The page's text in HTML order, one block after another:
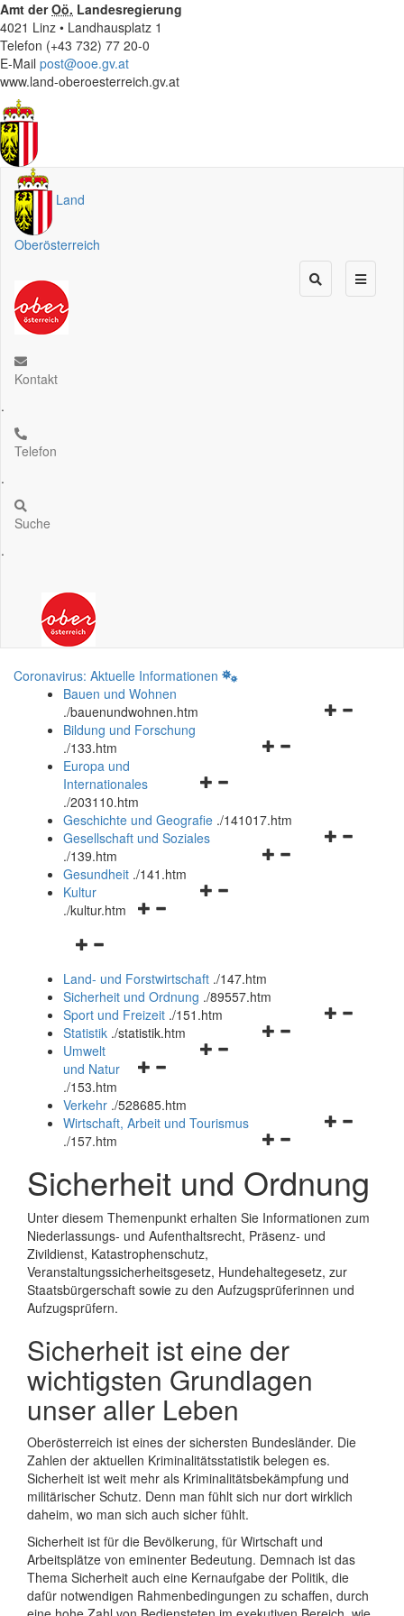
Amt derOö. Landesregierung
4021 Linz • Landhausplatz 1
Telefon (+43 732) 77 20-0
E-Mail post@ooe.gv.at
www.land-oberoesterreich.gv.at
Land
Oberösterreich
Kontakt
.
Telefon
.
Suche
.
Coronavirus: Aktuelle Informationen
Bauen und Wohnen
./bauenundwohnen.htm
Navigationsmenü
Bildung und Forschung
./133.htm
Navigationsmenü
und
schließen
Europa und
Internationales
./203110.htm
Geschichte und Geografie ./141017.htm
Navigationsmenü
Gesellschaft und Soziales
./139.htm
Navigationsmenü
Gesundheit ./141.htm
Navigationsmenü
Kultur
./kultur.htm
Navigationsmenü
und
schließen
Land- und Forstwirtschaft ./147.htm
Sicherheit und Ordnung ./89557.htm
Navigationsmenü
Sport und Freizeit ./151.htm
Navigationsmenü
Statistik ./statistik.htm
Navigationsmenü
und
schließen
Umwelt
und Natur
./153.htm
schließen
Verkehr ./528685.htm
Navigationsmenü
und
schließen
Wirtschaft, Arbeit und Tourismus
./157.htm
Sicherheit und Ordnung
Unter diesem Themenpunkt erhalten Sie Informationen zum
Niederlassungs- und Aufenthaltsrecht, Präsenz- und
Zivildienst, Katastrophenschutz,
Veranstaltungssicherheitsgesetz, Hundehaltegesetz, zur
Staatsbürgerschaft sowie zu den Aufzugsprüferinnen und
Aufzugsprüfern.
Sicherheit ist eine der
wichtigsten Grundlagen
unser aller Leben
Oberösterreich ist eines der sichersten Bundesländer. Die
Zahlen der aktuellen Kriminalitätsstatistik belegen es.
Sicherheit ist weit mehr als Kriminalitätsbekämpfung und
militärischer Schutz. Denn man fühlt sich nur dort wirklich
daheim, wo man sich auch sicher fühlt.
Sicherheit ist für die Bevölkerung, für Wirtschaft und
Arbeitsplätze von eminenter Bedeutung. Demnach ist das
Thema Sicherheit auch eine Kernaufgabe der Politik, die
dafür notwendigen Rahmenbedingungen zu schaffen, durch